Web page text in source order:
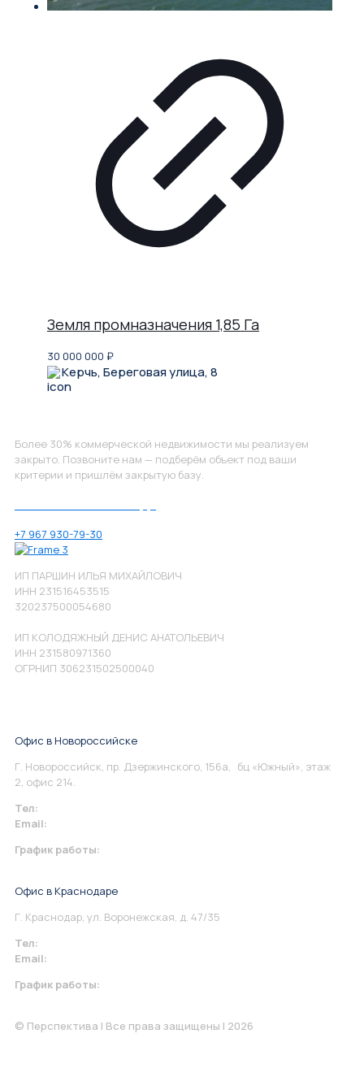
Земля промназначения 1,85 Га
30 000 000 ₽
Керчь, Береговая улица, 8
Более 30% коммерческой недвижимости мы реализуем
закрыто. Позвоните нам — подберём объект под ваши
критерии и пришлём закрытую базу.
+7 967 930-79-30
ИП ПАРШИН ИЛЬЯ МИХАЙЛОВИЧ
ИНН 231516453515
320237500054680
ИП КОЛОДЯЖНЫЙ ДЕНИС АНАТОЛЬЕВИЧ
ИНН 231580971360
ОГРНИП 306231502500040
Офис в Новороссийске
Г. Новороссийск, пр. Дзержинского, 156а, бц «Южный», этаж
2, офис 214.
Тел:
Email:
График работы:
Офис в Краснодаре
Г. Краснодар, ул. Воронежская, д. 47/35
Тел:
Email:
График работы:
© Перспектива | Все права защищены | 2026